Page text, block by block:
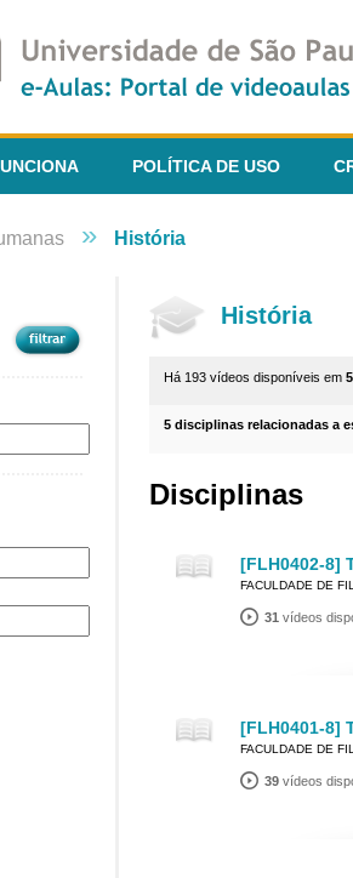
POLÍTICA DE USO
» História
História
Há 193 vídeos disponíveis em
5 disciplinas relacionadas a
Disciplinas
[FLH0402-8]
FACULDADE DE
31 vídeos
[FLH0401-8]
FACULDADE DE
39 vídeos